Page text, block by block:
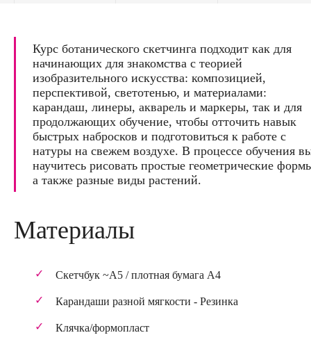
Курс ботанического скетчинга подходит как для
начинающих для знакомства с теорией
изобразительного искусства: композицией,
перспективой, светотенью, и материалами:
карандаш, линеры, акварель и маркеры, так и для
продолжающих обучение, чтобы отточить навык
быстрых набросков и подготовиться к работе с
натуры на свежем воздухе. В процессе обучения
научитесь рисовать простые геометрические
а также разные виды растений.
Материалы
Скетчбук ~А5 / плотная бумага А4
Карандаши разной мягкости - Резинка
Клячка/формопласт